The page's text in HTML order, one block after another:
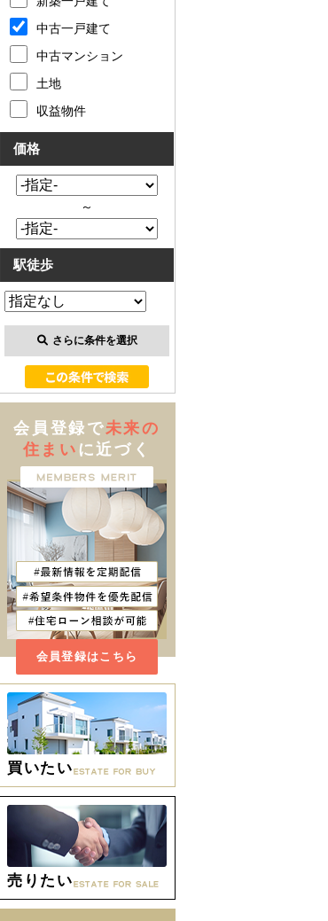
中古一戸建て
中古マンション
土地
収益物件
価格
～
駅徒歩
さらに条件を選択
会員登録で未来の
住まい に近づく
会員登録はこちら
買いたい
売りたい